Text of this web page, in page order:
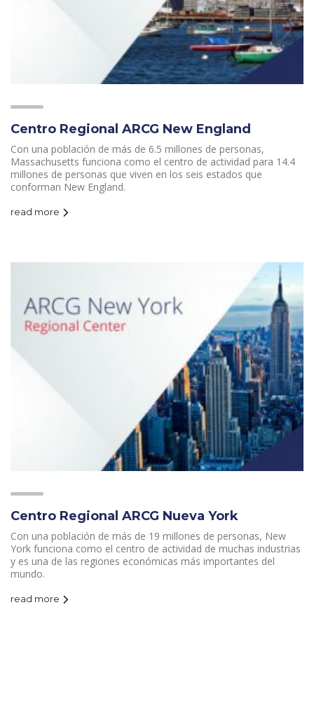
Centro Regional ARCG New England
Con una población de más de 6.5 millones de personas,
Massachusetts funciona como el centro de actividad para 14.4
millones de personas que viven en los seis estados que
conforman New England.
read more
Centro Regional ARCG Nueva York
Con una población de más de 19 millones de personas, New
York funciona como el centro de actividad de muchas industrias
y es una de las regiones económicas más importantes del
mundo.
read more